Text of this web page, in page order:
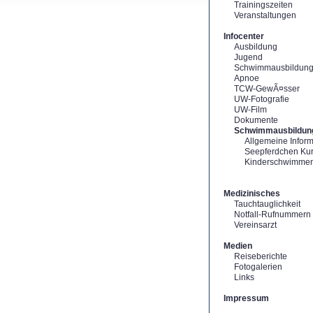
Trainingszeiten
Veranstaltungen
Infocenter
Ausbildung
Jugend
Schwimmausbildung
Apnoe
TCW-GewÃ¤sser
UW-Fotografie
UW-Film
Dokumente
Allgemeine
Seepferdchen
Medizinisches
Tauchtauglichkeit
Notfall-Rufnummern
Vereinsarzt
Medien
Reiseberichte
Fotogalerien
Links
Impressum